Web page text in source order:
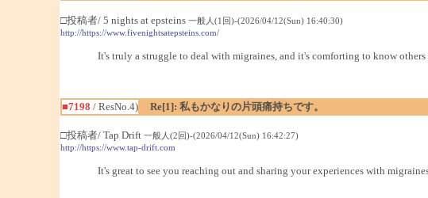
□投稿者/ 5 nights at epsteins 一般人(1回)-(2026/04/12(Sun) 16:40:30)
http://https://www.fivenightsatepsteins.com/
It's truly a struggle to deal with migraines, and it's comforting to know
■7198 / ResNo.4)
Re[1]: 私もかなりの片頭痛持ちです。
□投稿者/ Tap Drift 一般人(2回)-(2026/04/12(Sun) 16:42:27)
http://https://www.tap-drift.com
It's great to see you reaching out and sharing your experiences with